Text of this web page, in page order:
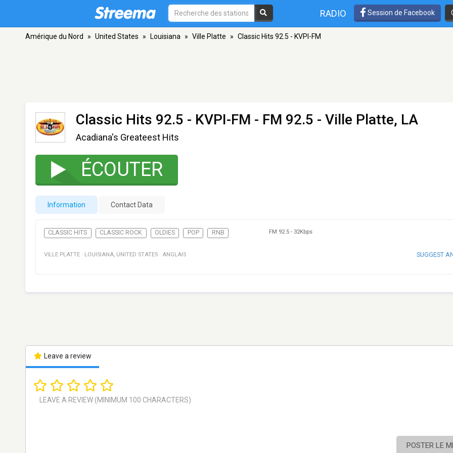
RADIO Session de Facebook
Amérique du Nord » United States » Louisiana » Ville Platte » Classic Hits 92.5 - KVPI-FM
Classic Hits 92.5 - KVPI-FM - FM 92.5 - Ville Platte, LA
Acadiana's Greateest Hits
ÉCOUTER
Information Contact Data
CLASSIC HITS CLASSIC ROCK OLDIES POP RNB FM 92.5 - 32Kbps
VILLE PLATTE · LOUISIANA, UNITED STATES · ANGLAIS SUGGEST
Leave a review
POSTER LE